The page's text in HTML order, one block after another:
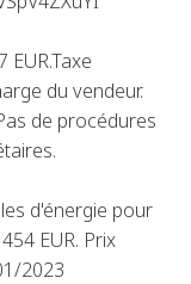
du vendeur.
de procédures
d'énergie pour
EUR. Prix
2023